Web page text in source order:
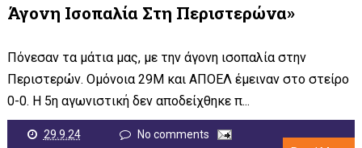
Άγονη Ισοπαλία Στη Περιστερώνα»
Πόνεσαν τα μάτια μας, με την άγονη ισοπαλία στην
Περιστερών. Ομόνοια 29Μ και ΑΠΟΕΛ έμειναν στο στείρο
0-0. Η 5η αγωνιστική δεν αποδείχθηκε π...
29.9.24
No comments